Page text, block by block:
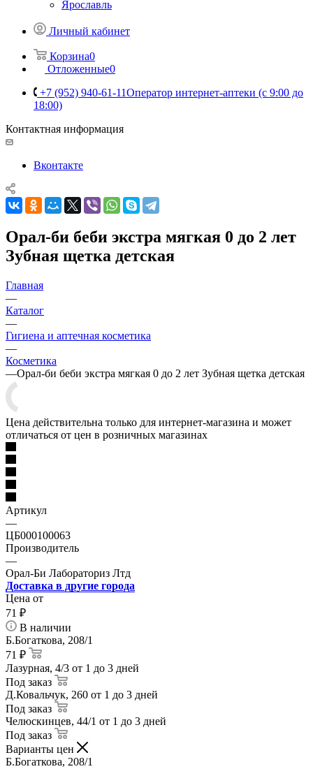
Ярославль
Личный кабинет
Корзина0
Отложенные0
+7 (952) 940-61-11Оператор интернет-аптеки (с 9:00 до
18:00)
Контактная информация
Вконтакте
Орал-би беби экстра мягкая 0 до 2 лет
Зубная щетка детская
Главная
—
Каталог
—
Гигиена и аптечная косметика
—
Косметика
—Орал-би беби экстра мягкая 0 до 2 лет Зубная щетка детская
Цена действительна только для интернет-магазина и может
отличаться от цен в розничных магазинах
Артикул
—
ЦБ000100063
Производитель
—
Орал-Би Лабораториз Лтд
Доставка в другие города
Цена от
71 ₽
В наличии
Б.Богаткова, 208/1
71 ₽
Лазурная, 4/3 от 1 до 3 дней
Под заказ
Д.Ковальчук, 260 от 1 до 3 дней
Под заказ
Челюскинцев, 44/1 от 1 до 3 дней
Под заказ
Варианты цен
Б.Богаткова, 208/1